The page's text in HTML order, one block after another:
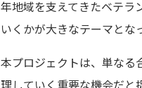
年地域を支えてきたベテラ
いくかが大きなテーマとな
本プロジェクトは、単なる
理していく重要な機会だと